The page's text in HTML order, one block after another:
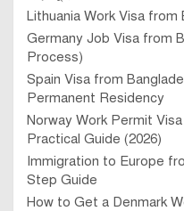
Lithuania Work Visa from
Germany Job Visa from
Process)
Spain Visa from
Permanent Residency
Norway Work Permit
Practical Guide (2026)
Immigration to Europe
Step Guide
How to Get a Denmark